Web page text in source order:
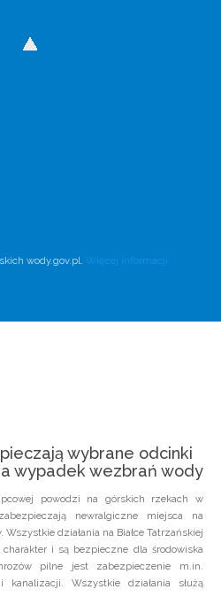
wody.gov.pl. Więcej informacji
wybrane odcinki
wypadek wezbrań wody
powodzi na górskich rzekach w
newralgiczne miejsca na
działania na Białce Tatrzańskiej
i są bezpieczne dla środowiska
pilne jest zabezpieczenie m.in.
Wszystkie działania służą